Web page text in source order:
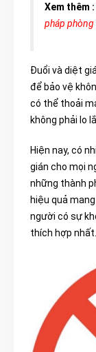
Xem thêm :
pháp phòng
Đuổi và diệt
để bảo vệ
có thể thoải
không phải lo
Hiện nay, có
gián cho mọi
những thành
hiệu quả
người có sự
thích hợp nhất.